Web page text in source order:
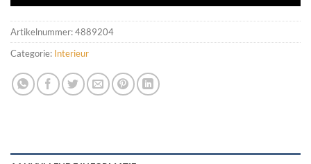
Artikelnummer:4889204
Categorie: Interieur